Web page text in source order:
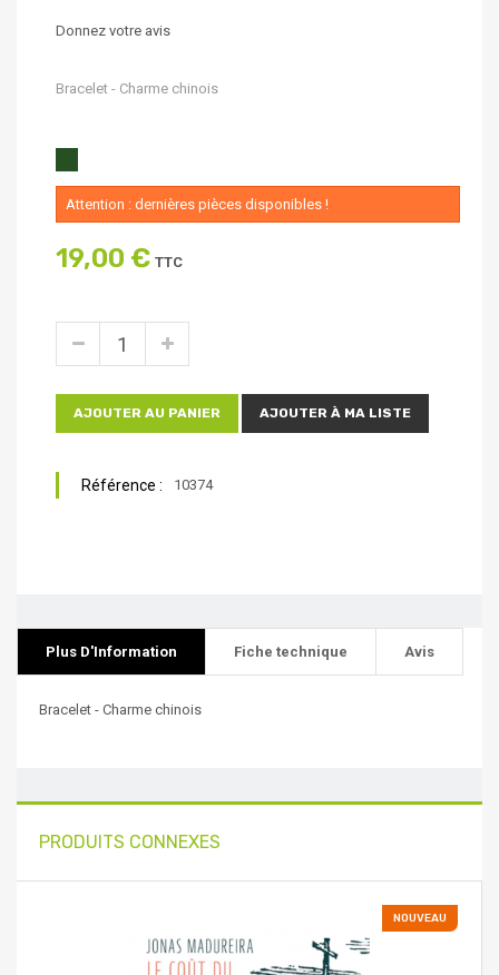
Donnez votre avis
Bracelet - Charme chinois
Attention : dernières pièces disponibles !
19,00 € TTC
AJOUTER AU PANIER AJOUTER À MA LISTE
Référence : 10374
Plus D'Information Fiche technique Avis
Bracelet - Charme chinois
PRODUITS CONNEXES
NOUVEAU